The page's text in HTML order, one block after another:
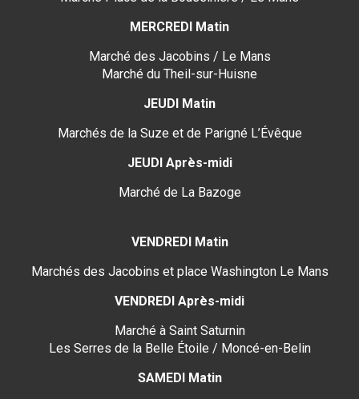
MERCREDI Matin
Marché des Jacobins / Le Mans
Marché du Theil-sur-Huisne
JEUDI Matin
Marchés de la Suze et de Parigné L’Évêque
JEUDI Après-midi
Marché de La Bazoge
VENDREDI Matin
Marchés des Jacobins et place Washington Le Mans
VENDREDI Après-midi
Marché à Saint Saturnin
Les Serres de la Belle Étoile / Moncé-en-Belin
SAMEDI Matin